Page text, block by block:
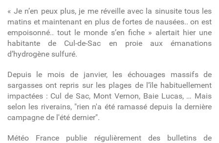
«Je n’en peux plus, je me réveille avec la sinusite tous les
matins et maintenant en plus de fortes de nausées.. on est
empoisonné.. tout le monde s’en fiche » alertait hier une
habitante de Cul-de-Sac en proie aux émanations
d’hydrogène sulfuré.
Depuis le mois de janvier, les échouages massifs de
sargasses ont repris sur les plages de l’île habituellement
impactées : Cul de Sac, Mont Vernon, Baie Lucas, … Mais
selon les riverains, "rien n'a été ramassé depuis la dernière
campagne de l'été dernier".
Météo France publie régulièrement des bulletins de